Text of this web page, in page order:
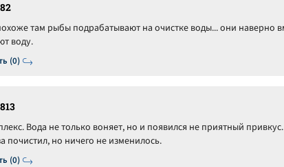
(0)
там рыбы подрабатывают на очистке воды... они наверно
воду.
(0)
Вода не только воняет, но и появился не приятный
почистил, но ничего не изменилось.